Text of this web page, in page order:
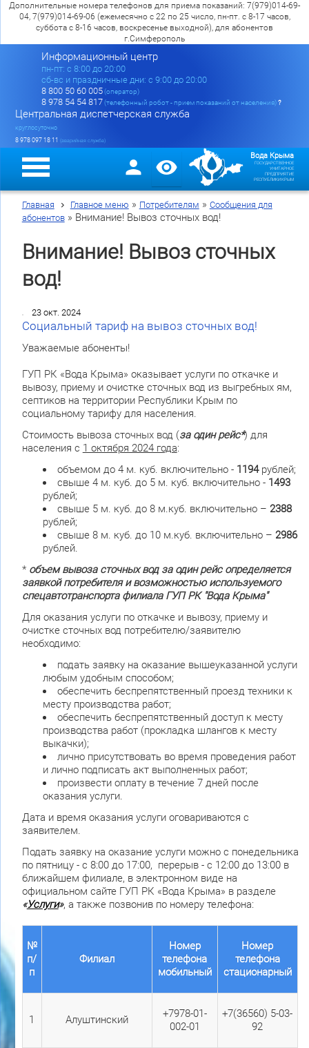
Дополнительные номера телефонов для приема показаний: 7(979)014-69-
04, 7(979)014-69-06 (ежемесячно с 22 по 25 число, пн-пт. с 8-17 часов,
суббота с 8-16 часов, воскресенье выходной), для абонентов
г.Симферополь
Информационный центр
пн-пт: c 8:00 до 20:00
сб-вс и праздничные дни: с 9:00 до 20:00
8 800 50 60 005(оператор)
8 978 54 54 817(телефонный робот - прием показаний от населения)?
Центральная диспетчерская служба
круглосуточно
8 978 097 18 11 (аварийная служба)
Вода Крыма
ГОСУДАРСТВЕННОЕ
УНИТАРНОЕ
ПРЕДПРИЯТИЕ
РЕСПУБЛИКИ КРЫМ
Главная Главное меню » Потребителям » Сообщения для
абонентов» Внимание! Вывоз сточных вод!
Внимание! Вывоз сточных
вод!
23 окт. 2024
Социальный тариф на вывоз сточных вод!
Уважаемые абоненты!
ГУП РК «Вода Крыма» оказывает услуги по откачке и
вывозу, приему и очистке сточных вод из выгребных ям,
септиков на территории Республики Крым по
социальному тарифу для населения.
Стоимость вывоза сточных вод (за один рейс*) для
населения с 1 октября 2024 года:
объемом до 4 м. куб. включительно - 1194рублей;
свыше 4 м. куб. до 5 м. куб. включительно - 1493
рублей;
свыше 5 м. куб. до 8 м.куб. включительно – 2388
рублей;
свыше 8 м. куб. до 10 м.куб. включительно – 2986
рублей.
* объем вывоза сточных вод за один рейс определяется
заявкой потребителя и возможностью используемого
спецавтотранспорта филиала ГУП РК "Вода Крыма"
Для оказания услуги по откачке и вывозу, приему и
очистке сточных вод потребителю/заявителю
необходимо:
подать заявку на оказание вышеуказанной услуги
любым удобным способом;
обеспечить беспрепятственный проезд техники к
месту производства работ;
обеспечить беспрепятственный доступ к месту
производства работ (прокладка шлангов к месту
выкачки);
лично присутствовать во время проведения работ
и лично подписать акт выполненных работ;
произвести оплату в течение 7 дней после
оказания услуги.
Дата и время оказания услуги оговариваются с
заявителем.
Подать заявку на оказание услуги можно с понедельника
по пятницу - с 8:00 до 17:00, перерыв - с 12:00 до 13:00 в
ближайшем филиале, в электронном виде на
официальном сайте ГУП РК «Вода Крыма» в разделе
«Услуги», а также позвонив по номеру телефона:
№
п/
п
Филиал
Номер
телефона
мобильный
Номер
телефона
стационарный
1 Алуштинский
+7978-01-
002-01
+7(36560) 5-03-
92